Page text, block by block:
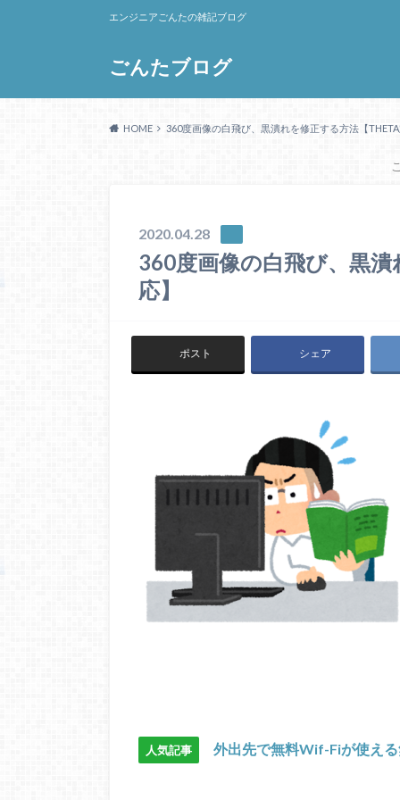
ごんたブログ
エンジニアごんたの雑記ブログ
HOME 360度画像の白飛び、黒潰れを修正する方法【
2020.04.28
360度画像の白飛び、黒
応】
ポスト シェア
人気記事 外出先で無料Wif-Fiが使え